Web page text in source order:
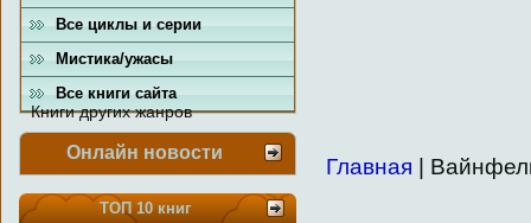
Все циклы и серии
Мистика/ужасы
Все книги сайта
Книги других жанров
Онлайн новости
ТОП 10 книг
Главная |